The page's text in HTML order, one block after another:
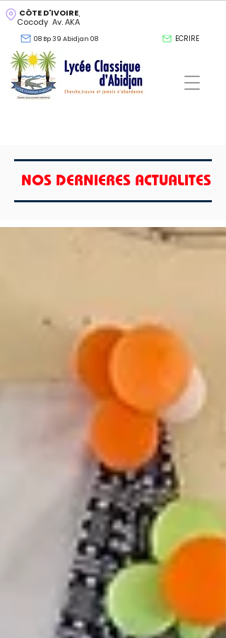
CÔTE D'IVOIRE
Cocody Av. AKA
08 Bp 39 Abidjan 08 ECRIRE
NOS DERNIERES ACTUALITES